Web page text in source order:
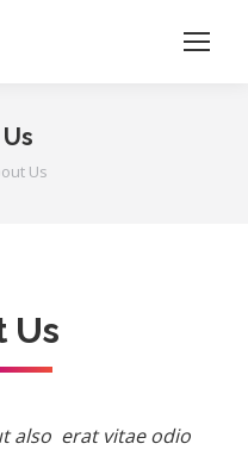
Us
Us
also erat vitae odio